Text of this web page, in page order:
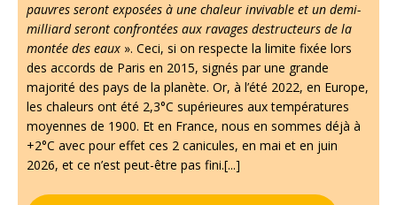
pauvres seront exposées à une chaleur invivable et un demi-
milliard seront confrontées aux ravages destructeurs de la
montée des eaux ». Ceci, si on respecte la limite fixée lors
des accords de Paris en 2015, signés par une grande
majorité des pays de la planète. Or, à l’été 2022, en Europe,
les chaleurs ont été 2,3°C supérieures aux températures
moyennes de 1900. Et en France, nous en sommes déjà à
+2°C avec pour effet ces 2 canicules, en mai et en juin
2026, et ce n’est peut-être pas fini.[...]